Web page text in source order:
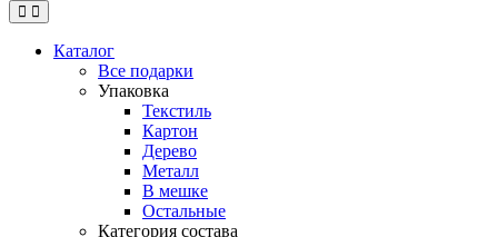
Каталог
Все подарки
Упаковка
Текстиль
Картон
Дерево
Металл
В мешке
Остальные
Категория состава